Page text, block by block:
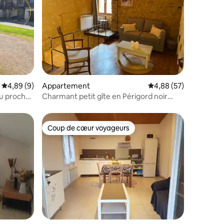
: 4,87 sur 5
Évaluation moyenne sur la base de 9 commentaires : 4,89 sur 5
4,89 (9)
proche
Appartement Évaluation moyenne
4,88 (57)
Charmant petit gîte en Périgord noir
Coup de cœur voyageurs
Coup de cœur voyageurs